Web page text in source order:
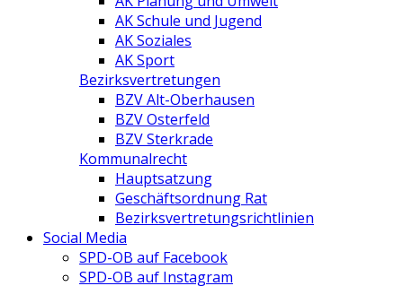
AK Schule und Jugend
AK Soziales
AK Sport
Bezirksvertretungen
BZV Alt-Oberhausen
BZV Osterfeld
BZV Sterkrade
Kommunalrecht
Hauptsatzung
Geschäftsordnung Rat
Bezirksvertretungs­richtlinien
Social Media
SPD-OB auf Facebook
SPD-OB auf Instagram